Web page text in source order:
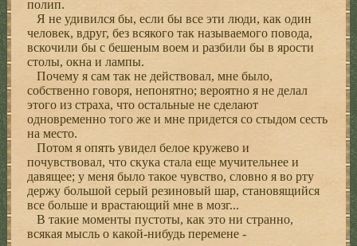
полип.
Я не удивился бы, если бы все эти люди, как один
человек, вдруг, без всякого так называемого повода,
вскочили бы с бешеным воем и разбили бы в ярости
столы, окна и лампы.
Почему я сам так не действовал, мне было,
собственно говоря, непонятно; вероятно я не делал
этого из страха, что остальные не сделают
одновременно того же и мне придется со стыдом сесть
на место.
Потом я опять увидел белое кружево и
почувствовал, что скука стала еще мучительнее и
давящее; у меня было такое чувство, словно я во рту
держу большой серый резиновый шар, становящийся
все больше и врастающий мне в мозг...
В такие моменты пустоты, как это ни странно,
всякая мысль о какой-нибудь перемене -